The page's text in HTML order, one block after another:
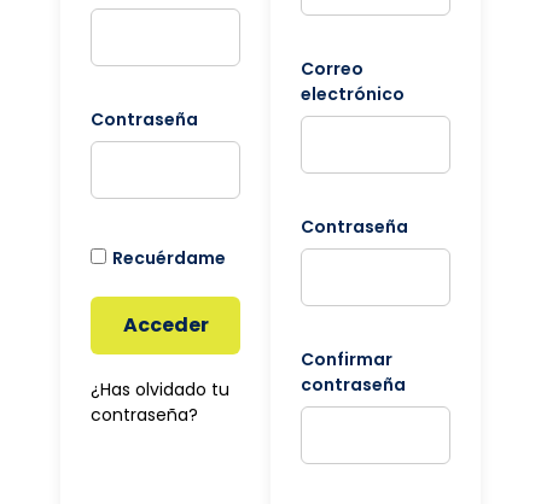
Contraseña
Recuérdame
Acceder
¿Has olvidado tu
contraseña?
Correo
electrónico
Contraseña
Confirmar
contraseña